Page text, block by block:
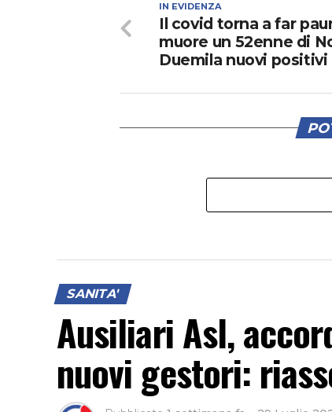
IN EVIDENZA
Il covid torna a far
muore un 52enne di
Duemila nuovi positivi
SANITA'
Ausiliari Asl,
nuovi gestori: